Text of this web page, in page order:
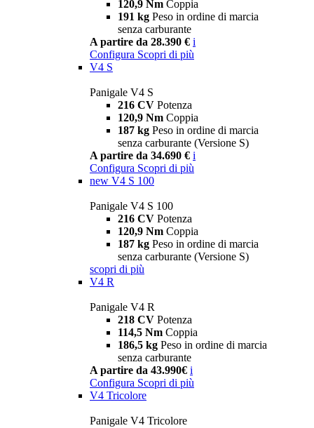
120,9 Nm Coppia
191 kg Peso in ordine di marcia
senza carburante
A partire da 28.390 € i
Configura Scopri di più
V4 S
Panigale V4 S
216 CV Potenza
120,9 Nm Coppia
187 kg Peso in ordine di marcia
senza carburante (Versione S)
A partire da 34.690 € i
Configura Scopri di più
new V4 S 100
Panigale V4 S 100
216 CV Potenza
120,9 Nm Coppia
187 kg Peso in ordine di marcia
senza carburante (Versione S)
scopri di più
V4 R
Panigale V4 R
218 CV Potenza
114,5 Nm Coppia
186,5 kg Peso in ordine di marcia
senza carburante
A partire da 43.990€ i
Configura Scopri di più
V4 Tricolore
Panigale V4 Tricolore